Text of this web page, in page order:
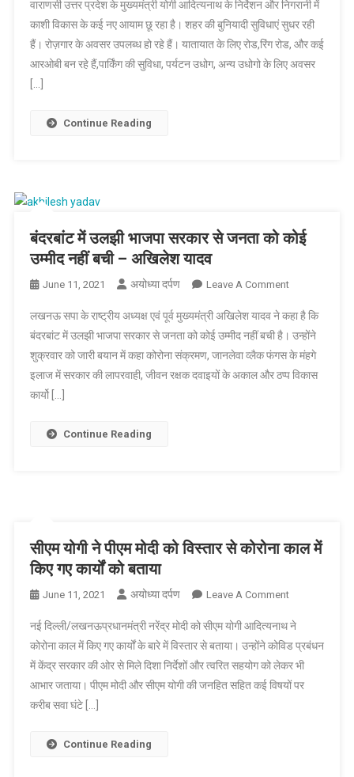
वाराणसी
में
744.02
करोड़
की
योजनाओं
वाराणसी उत्तर प्रदेश के मुख्यमंत्री योगी आदित्यनाथ के निर्देशन और निगरानी में
काशी विकास के कई नए आयाम छू रहा है। शहर की बुनियादी सुविधाएं सुधर रही
हैं। रोज़गार के अवसर उपलब्ध हो रहे हैं। यातायात के लिए रोड,रिंग रोड, और कई
आरओबी बन रहे हैं,पार्किंग की सुविधा, पर्यटन उधोग, अन्य उधोगो के लिए अवसर
[…]
Continue Reading
बंदरबांट में उलझी भाजपा सरकार से जनता को कोई
उम्मीद नहीं बची – अखिलेश यादव
June 11, 2021 अयोध्या दर्पण Leave A CommentOn
में
उलझी
भाजपा
सरकार
अखिलेश
यादव
लखनऊ सपा के राष्ट्रीय अध्यक्ष एवं पूर्व मुख्यमंत्री अखिलेश यादव ने कहा है कि
बंदरबांट में उलझी भाजपा सरकार से जनता को कोई उम्मीद नहीं बची है। उन्होंने
शुक्रवार को जारी बयान में कहा कोरोना संक्रमण, जानलेवा व्लैक फंगस के मंहगे
इलाज में सरकार की लापरवाही, जीवन रक्षक दवाइयों के अकाल और ठप्प विकास
कार्यो […]
Continue Reading
सीएम योगी ने पीएम मोदी को विस्तार से कोरोना काल में
किए गए कार्यों को बताया
June 11, 2021 अयोध्या दर्पण Leave A CommentOn
योगी
ने
पीएम
मोदी
नई दिल्ली/लखनऊप्रधानमंत्री नरेंद्र मोदी को सीएम योगी आदित्यनाथ ने
कोरोना काल में किए गए कार्यों के बारे में विस्तार से बताया। उन्होंने कोविड प्रबंधन
में केंद्र सरकार की ओर से मिले दिशा निर्देशों और त्वरित सहयोग को लेकर भी
आभार जताया। पीएम मोदी और सीएम योगी की जनहित सहित कई विषयों पर
करीब सवा घंटे […]
Continue Reading